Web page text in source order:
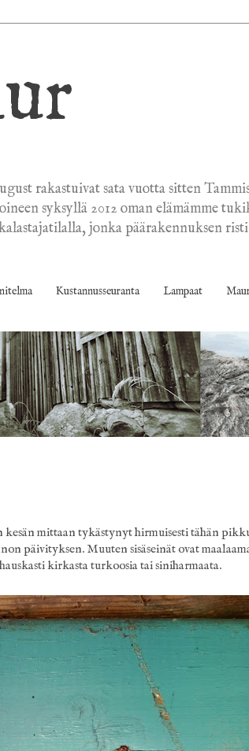
rakastuivat sata vuotta sitten
syksyllä 2012 oman elämämme
jonka päärakennuksen
Kustannusseuranta Lampaat
kesän mittaan tykästynyt hirmuisesti tähän
päivityksen. Muuten sisäseinät ovat
kirkasta turkoosia tai siniharmaata.